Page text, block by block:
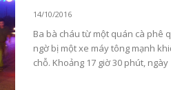
14/10/2016
Ba bà cháu từ một quán cà phê
ngờ bị một xe máy tông mạnh
chỗ. Khoảng 17 giờ 30 phút, ngày